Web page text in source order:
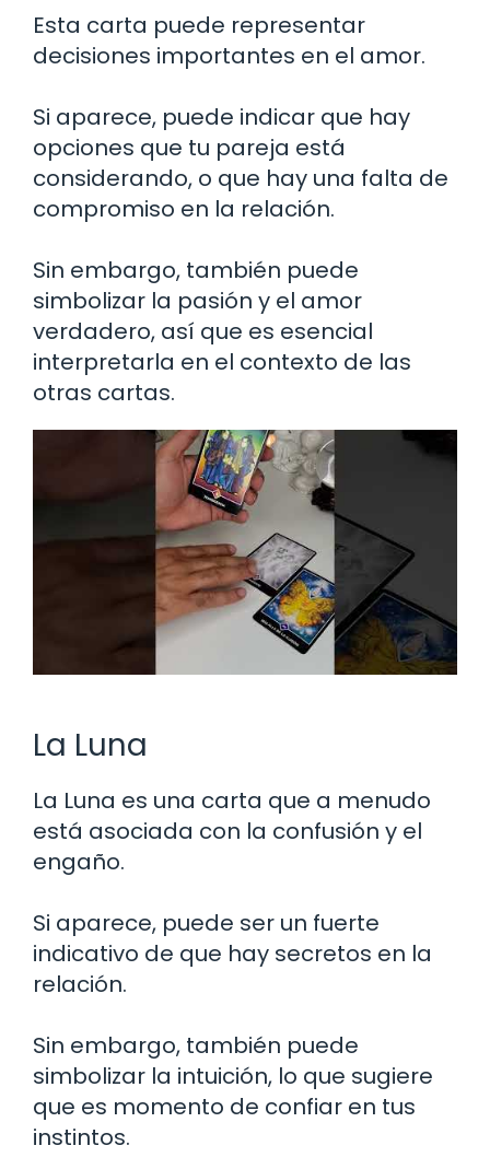
Esta carta puede representar
decisiones importantes en el amor.
Si aparece, puede indicar que hay
opciones que tu pareja está
considerando, o que hay una falta de
compromiso en la relación.
Sin embargo, también puede
simbolizar la pasión y el amor
verdadero, así que es esencial
interpretarla en el contexto de las
otras cartas.
La Luna
La Luna es una carta que a menudo
está asociada con la confusión y el
engaño.
Si aparece, puede ser un fuerte
indicativo de que hay secretos en la
relación.
Sin embargo, también puede
simbolizar la intuición, lo que sugiere
que es momento de confiar en tus
instintos.